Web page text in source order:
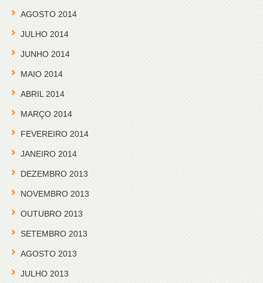
AGOSTO 2014
JULHO 2014
JUNHO 2014
MAIO 2014
ABRIL 2014
MARÇO 2014
FEVEREIRO 2014
JANEIRO 2014
DEZEMBRO 2013
NOVEMBRO 2013
OUTUBRO 2013
SETEMBRO 2013
AGOSTO 2013
JULHO 2013